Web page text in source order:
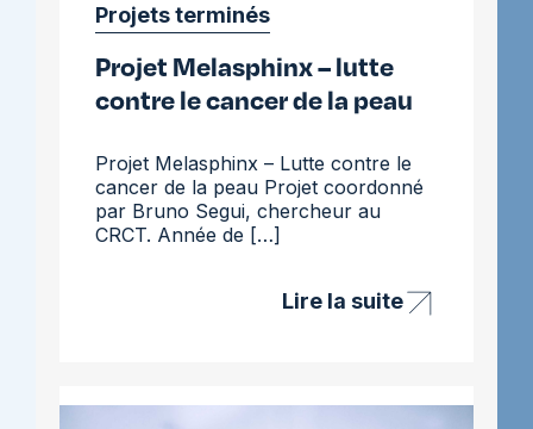
Projets terminés
Projet Melasphinx – lutte
contre le cancer de la peau
Projet Melasphinx – Lutte contre le
cancer de la peau Projet coordonné
par Bruno Segui, chercheur au
CRCT. Année de […]
Lire la suite
Projet
contre